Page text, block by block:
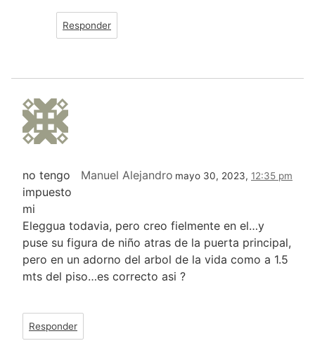
Responder
Manuel Alejandro mayo 30, 2023, 12:35 pm
no tengo
impuesto
mi
Eleggua todavia, pero creo fielmente en el…y
puse su figura de niño atras de la puerta principal,
pero en un adorno del arbol de la vida como a 1.5
mts del piso…es correcto asi ?
Responder